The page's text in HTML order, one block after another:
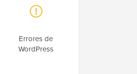
Errores de
WordPress